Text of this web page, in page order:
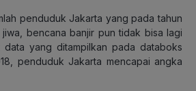
penduduk Jakarta yang pada tahun
jiwa, bencana banjir pun tidak bisa lagi
data yang ditampilkan pada databoks
penduduk Jakarta mencapai angka